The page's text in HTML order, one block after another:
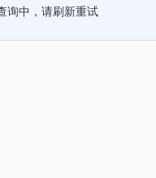
询中，请刷新重试